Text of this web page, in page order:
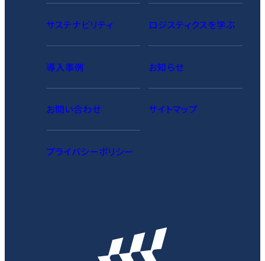
サステナビリティ ロジスティクスを学ぶ
導入事例 お知らせ
お問い合わせ サイトマップ
プライバシーポリシー